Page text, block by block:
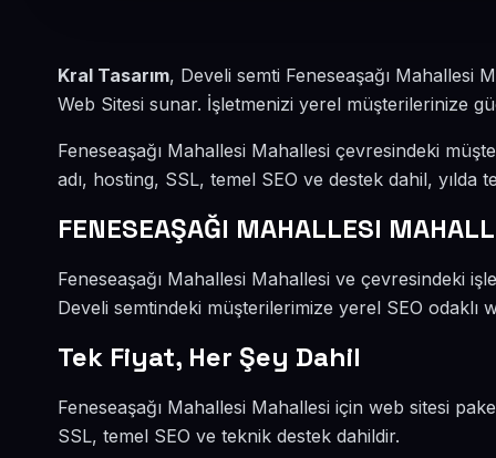
Kral Tasarım, Develi semti Feneseaşağı Mahallesi
Web Sitesi sunar. İşletmenizi yerel müşterilerinize
Feneseaşağı Mahallesi Mahallesi çevresindeki
adı, hosting, SSL, temel SEO ve destek dahil, yılda
FENESEAŞAĞI MAHALLESI
Feneseaşağı Mahallesi Mahallesi ve çevresindeki
Develi semtindeki müşterilerimize yerel SEO odaklı
Tek Fiyat, Her Şey Dahil
Feneseaşağı Mahallesi Mahallesi için web sitesi
SSL, temel SEO ve teknik destek dahildir.